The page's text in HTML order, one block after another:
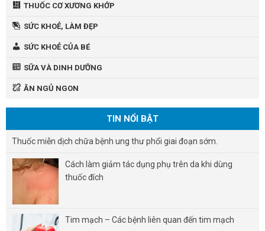
THUỐC CƠ XƯƠNG KHỚP
SỨC KHOẺ, LÀM ĐẸP
SỨC KHOẺ CỦA BÉ
SỮA VÀ DINH DƯỠNG
ĂN NGỦ NGON
TIN NỔI BẬT
Thuốc miễn dịch chữa bệnh ung thư phổi giai đoạn sớm.
Cách làm giảm tác dụng phụ trên da khi dùng
thuốc đích
Tim mạch – Các bệnh liên quan đến tim mạch